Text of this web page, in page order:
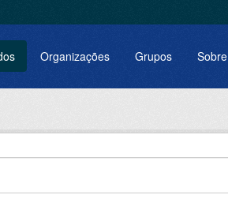
Organizações Grupos Sobre